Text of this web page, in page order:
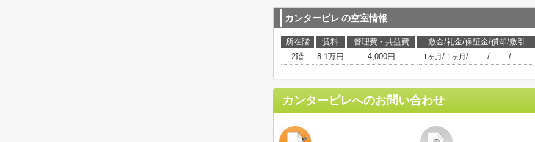
カンタービレ の空室情報
所在階 賃料 管理費・共益費 敷金/礼金/保証金/償却/敷引
2階
8.1万円 4,000円 1ヶ月 / 1ヶ月 / - / - / -
カンタービレへのお問い合わせ